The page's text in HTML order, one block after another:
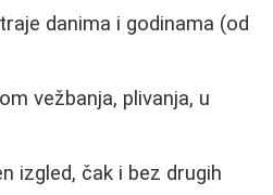
danima i godinama (od
vežbanja, plivanja, u
izgled, čak i bez drugih